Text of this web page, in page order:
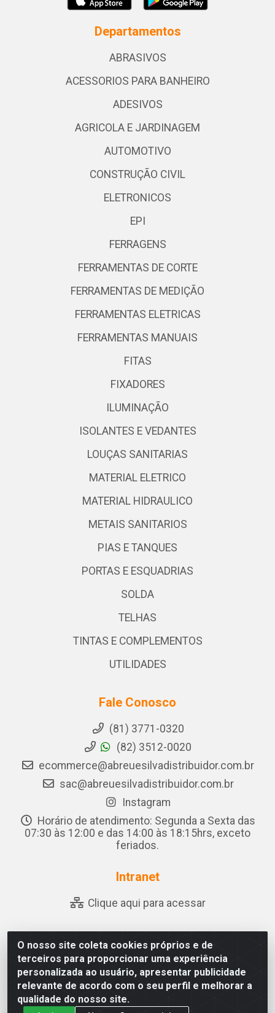
O nosso site coleta cookies próprios e de
terceiros para proporcionar uma experiência
personalizada ao usuário, apresentar publicidade
relevante de acordo com o seu perfil e melhorar a
qualidade do nosso site.
Departamentos
ABRASIVOS
ACESSORIOS PARA BANHEIRO
ADESIVOS
AGRICOLA E JARDINAGEM
AUTOMOTIVO
CONSTRUÇÃO CIVIL
ELETRONICOS
EPI
FERRAGENS
FERRAMENTAS DE CORTE
FERRAMENTAS DE MEDIÇÃO
FERRAMENTAS ELETRICAS
FERRAMENTAS MANUAIS
FITAS
FIXADORES
ILUMINAÇÃO
ISOLANTES E VEDANTES
LOUÇAS SANITARIAS
MATERIAL ELETRICO
MATERIAL HIDRAULICO
METAIS SANITARIOS
PIAS E TANQUES
PORTAS E ESQUADRIAS
SOLDA
TELHAS
TINTAS E COMPLEMENTOS
UTILIDADES
Fale Conosco
(81) 3771-0320
(82) 3512-0020
ecommerce@abreuesilvadistribuidor.com.br
sac@abreuesilvadistribuidor.com.br
Instagram
Horário de atendimento: Segunda a Sexta das
07:30 às 12:00 e das 14:00 às 18:15hrs, exceto
feriados.
Intranet
Clique aqui para acessar
Abreu & Silva - Rua Padre Jose de Souza Leite, 265 - Ariado,
Olho D'Água das Flores/AL - CEP 57.442-000 - CNPJ
04.790.656/0001-06